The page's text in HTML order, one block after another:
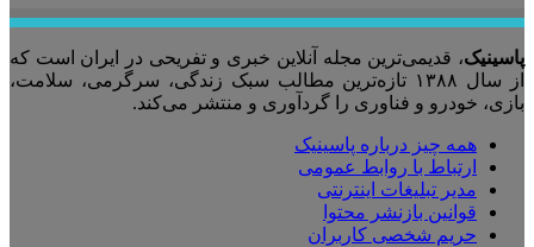
پاسینیک، قدیمی‌ترین مجله آنلاین خبری و تفریحی در ایران است که
از سال ۱۳۸۸ تازه‌ترین مطالب سبک زندگی، سرگرمی، سلامت،
بازی، خودرو و فناوری را گردآوری و منتشر می‌کند.
همه چیز درباره پاسینیک
ارتباط با روابط عمومی
مدیر تبلیغات اینترنتی
قوانین بازنشر محتوا
حریم شخصی کاربران